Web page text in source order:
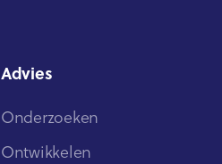
Advies
Onderzoeken
Ontwikkelen